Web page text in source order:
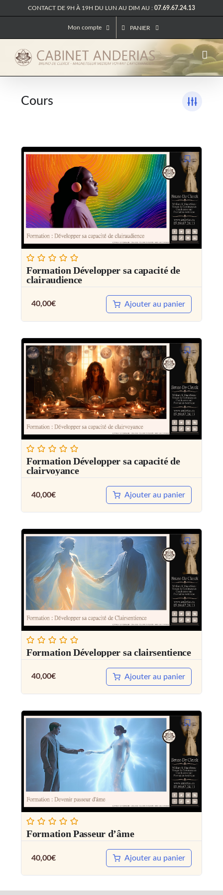
CONTACT DE 9H À 19H DU LUN AU DIM AU : 07.69.67.24.13
Mon compte PANIER
Cours
Formation Développer sa capacité de
clairaudience
40,00€ Ajouter au panier
Formation Développer sa capacité de
clairvoyance
40,00€ Ajouter au panier
Formation Développer sa clairsentience
40,00€ Ajouter au panier
Formation Passeur d’âme
40,00€ Ajouter au panier